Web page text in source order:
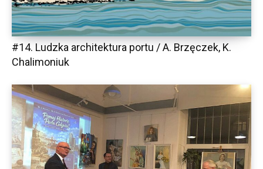
#14. Ludzka architektura portu / A. Brzęczek, K.
Chalimoniuk